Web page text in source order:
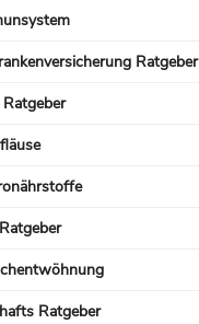
Ratgeber
Ratgeber